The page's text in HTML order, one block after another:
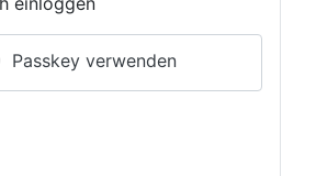
Passkey verwenden